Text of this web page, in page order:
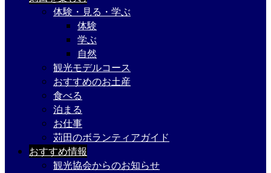
体験・見る・学ぶ
体験
学ぶ
自然
観光モデルコース
おすすめのお土産
食べる
泊まる
お仕事
苅田のボランティアガイド
おすすめ情報
観光協会からのお知らせ